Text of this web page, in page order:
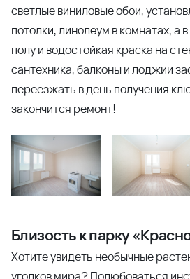
светлые виниловые обои,
потолки, линолеум в комнатах, а
полу и водостойкая краска на
сантехника, балконы и лоджии
переезжать в день получения
закончится ремонт!
Близость к парку
Хотите увидеть необычные